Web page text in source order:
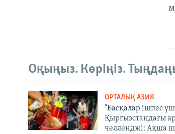
Оқыңыз. Көріңіз.
ОРТАЛЫҚ АЗИЯ
"Басқалар ішпес
Қырғызстандағы
челленджі: Ақша